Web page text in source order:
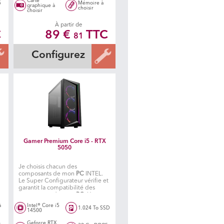
graphique à
choisir
Mémoire à
choisir
À partir de
89 € 81 TTC
Configurez
Gamer Premium Core i5 - RTX
5050
Je choisis chacun des
composants de mon PC INTEL.
Le Super Configurateur vérifie et
garantit la compatibilité des
atelier spécialisé fabrique ensuite
mon PC.
Intel® Core i5
14500
1.024 To SSD
Geforce RTX